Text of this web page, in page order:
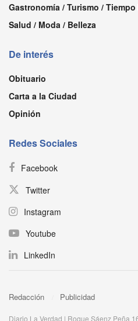
Gastronomía / Turismo /
Salud / Moda / Belleza
De interés
Obituario
Carta a la Ciudad
Opinión
Redes Sociales
Facebook
Twitter
Instagram
Youtube
LinkedIn
Redacción Publicidad
Diario La Verdad | Roque Sáenz Peña